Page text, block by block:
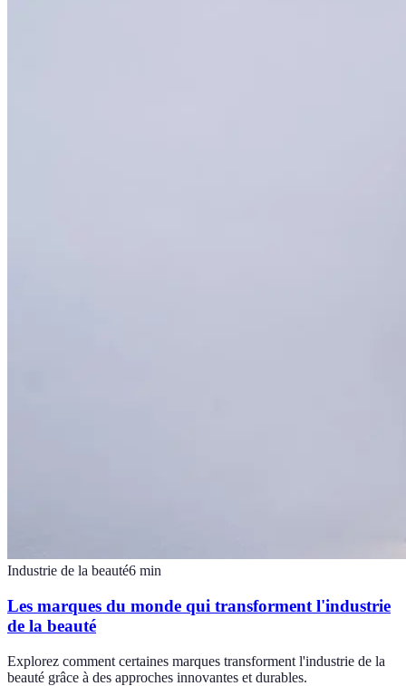
Industrie de la beauté6 min
Les marques du monde qui transforment l'industrie
de la beauté
Explorez comment certaines marques transforment l'industrie de la
beauté grâce à des approches innovantes et durables.